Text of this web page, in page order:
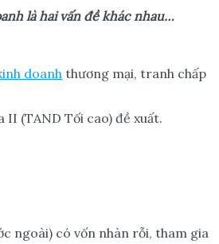
là hai vấn đềkhác nhau…
doanh thương mại, tranh chấp
II (TAND Tối cao) đề xuất.
ngoài) có vốn nhàn rỗi, tham gia